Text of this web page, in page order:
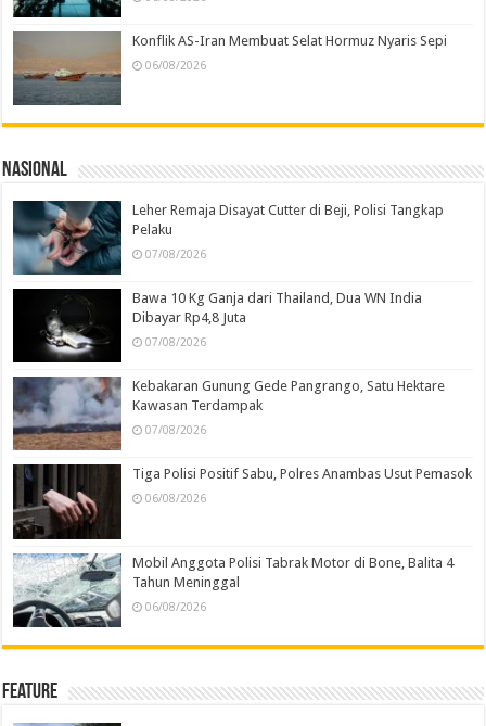
Konflik AS-Iran Membuat Selat Hormuz Nyaris Sepi
06/08/2026
Nasional
Leher Remaja Disayat Cutter di Beji, Polisi Tangkap
Pelaku
07/08/2026
Bawa 10 Kg Ganja dari Thailand, Dua WN India
Dibayar Rp4,8 Juta
07/08/2026
Kebakaran Gunung Gede Pangrango, Satu Hektare
Kawasan Terdampak
07/08/2026
Tiga Polisi Positif Sabu, Polres Anambas Usut Pemasok
06/08/2026
Mobil Anggota Polisi Tabrak Motor di Bone, Balita 4
Tahun Meninggal
06/08/2026
Feature